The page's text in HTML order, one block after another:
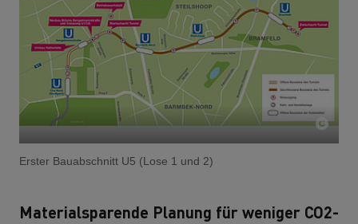
Erster Bauabschnitt U5 (Lose 1 und 2)
Materialsparende Planung für weniger CO2-